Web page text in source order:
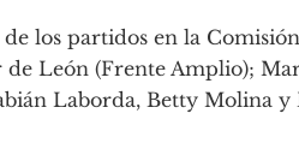
de los partidos en la
de León (Frente Amplio);
Laborda, Betty Molina